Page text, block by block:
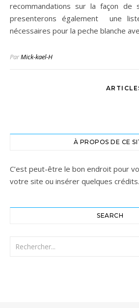
recommandations sur la façon de
presenterons également une
nécessaires pour la peche blanche
ParMick-kael-H
À PROPOS DE CE
C’est peut-être le bon endroit pour
votre site ou insérer quelques crédits.
SEARCH